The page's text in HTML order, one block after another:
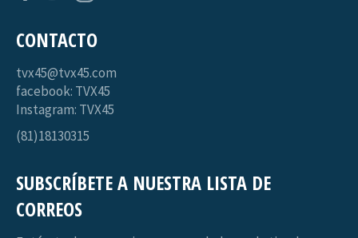
CONTACTO
tvx45@tvx45.com
facebook: TVX45
Instagram: TVX45
(81)18130315
SUBSCRÍBETE A NUESTRA LISTA DE
CORREOS